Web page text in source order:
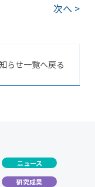
次へ
らせ一覧へ戻る
ニュース
研究成果